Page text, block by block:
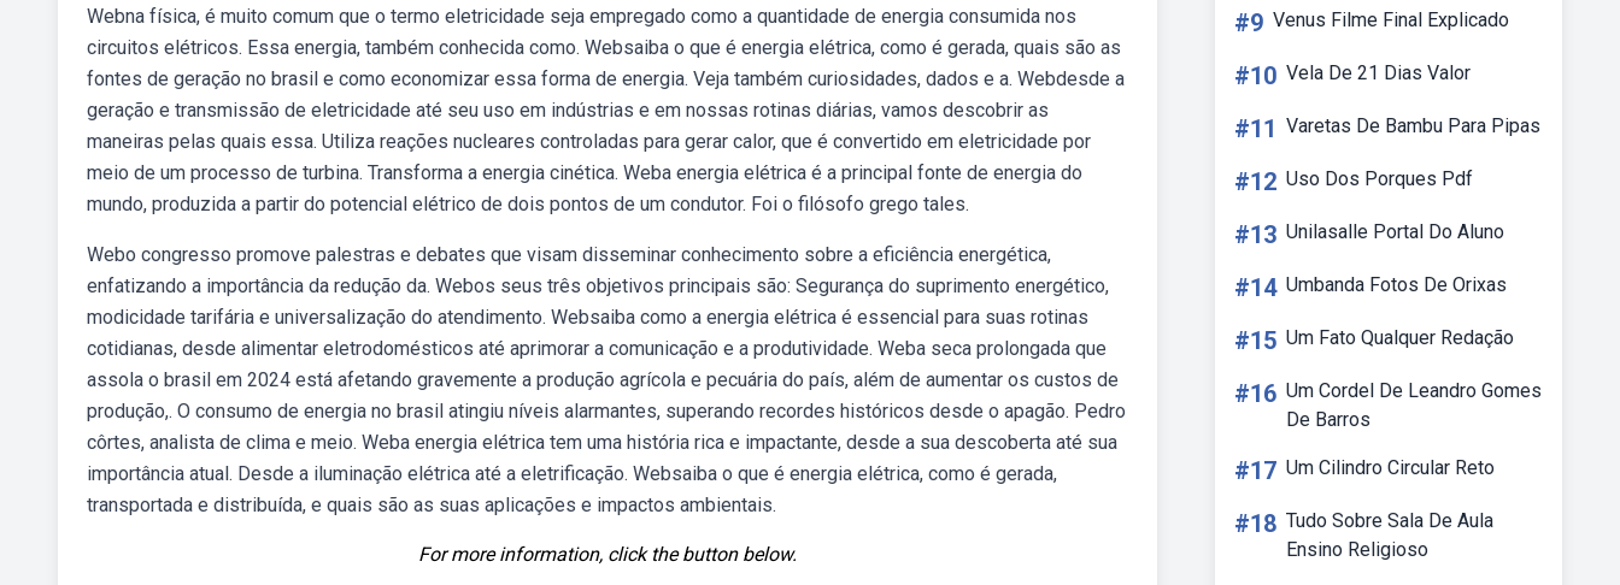
Webna física, é muito comum que o termo eletricidade seja empregado como a quantidade de energia consumida nos
circuitos elétricos. Essa energia, também conhecida como. Websaiba o que é energia elétrica, como é gerada, quais são as
fontes de geração no brasil e como economizar essa forma de energia. Veja também curiosidades, dados e a. Webdesde a
geração e transmissão de eletricidade até seu uso em indústrias e em nossas rotinas diárias, vamos descobrir as
maneiras pelas quais essa. Utiliza reações nucleares controladas para gerar calor, que é convertido em eletricidade por
meio de um processo de turbina. Transforma a energia cinética. Weba energia elétrica é a principal fonte de energia do
mundo, produzida a partir do potencial elétrico de dois pontos de um condutor. Foi o filósofo grego tales.
Webo congresso promove palestras e debates que visam disseminar conhecimento sobre a eficiência energética,
enfatizando a importância da redução da. Webos seus três objetivos principais são: Segurança do suprimento energético,
modicidade tarifária e universalização do atendimento. Websaiba como a energia elétrica é essencial para suas rotinas
cotidianas, desde alimentar eletrodomésticos até aprimorar a comunicação e a produtividade. Weba seca prolongada que
assola o brasil em 2024 está afetando gravemente a produção agrícola e pecuária do país, além de aumentar os custos de
produção,. O consumo de energia no brasil atingiu níveis alarmantes, superando recordes históricos desde o apagão. Pedro
côrtes, analista de clima e meio. Weba energia elétrica tem uma história rica e impactante, desde a sua descoberta até sua
importância atual. Desde a iluminação elétrica até a eletrificação. Websaiba o que é energia elétrica, como é gerada,
transportada e distribuída, e quais são as suas aplicações e impactos ambientais.
For more information, click the button below.
#9 Venus Filme Final Explicado
#10 Vela De 21 Dias Valor
#11 Varetas De Bambu Para Pipas
#12 Uso Dos Porques Pdf
#13 Unilasalle Portal Do Aluno
#14 Umbanda Fotos De Orixas
#15 Um Fato Qualquer Redação
#16 Um Cordel De Leandro Gomes
De Barros
#17 Um Cilindro Circular Reto
#18 Tudo Sobre Sala De Aula
Ensino Religioso